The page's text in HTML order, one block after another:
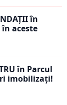
în
în aceste
în Parcul
imobilizați!